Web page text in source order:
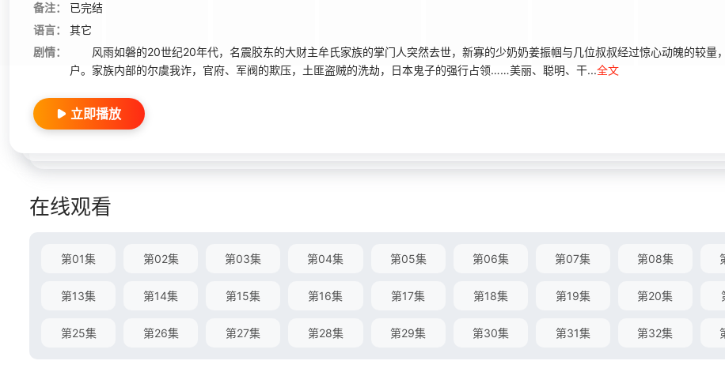
备注：
已完结
语言：
其它
剧情：
风雨如磐的20世纪20年代，名震胶东的大财主牟氏家族的掌门人突然去世，新寡的少奶奶姜振帼与几位叔叔经过惊心动魄的较量
户。家族内部的尔虞我诈，官府、军阀的欺压，土匪盗贼的洗劫，日本鬼子的强行占领……美丽、聪明、干...全文
立即播放
在线观看
第01集 第02集 第03集 第04集 第05集 第06集 第07集 第08集
第13集 第14集 第15集 第16集 第17集 第18集 第19集 第20集
第25集 第26集 第27集 第28集 第29集 第30集 第31集 第32集